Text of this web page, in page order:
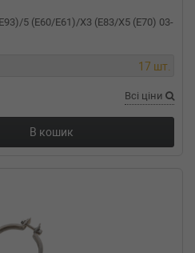
5 (E60/E61)/X3 (E83/X5 (E70) 03-
17 шт.
Всі ціни
В кошик